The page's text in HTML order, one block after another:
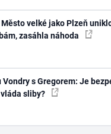
velké jako Plzeň
zasáhla náhoda
s Gregorem: Je
sliby?